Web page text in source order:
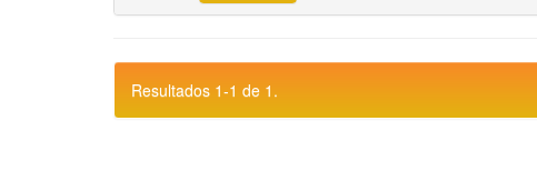
Resultados 1-1 de 1.